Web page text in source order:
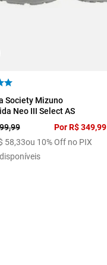
Society Mizuno
Neo III Select AS
,99 PorR$ 349,99
58,33ou 10% Off no PIX